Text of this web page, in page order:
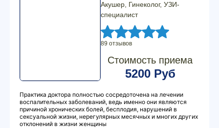
Акушер, Гинеколог, УЗИ-
специалист
89 отзывов
Стоимость приема
5200 Руб
Практика доктора полностью сосредоточена на лечении
воспалительных заболеваний, ведь именно они являются
причиной хронических болей, бесплодия, нарушений в
сексуальной жизни, нерегулярных месячных и многих других
отклонений в жизни женщины